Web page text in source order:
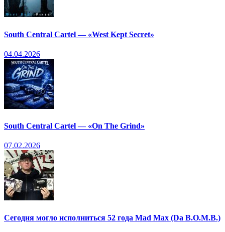
South Central Cartel — «West Kept Secret»
04.04.2026
South Central Cartel — «On The Grind»
07.02.2026
Сегодня могло исполниться 52 года Mad Max (Da B.O.M.B.)